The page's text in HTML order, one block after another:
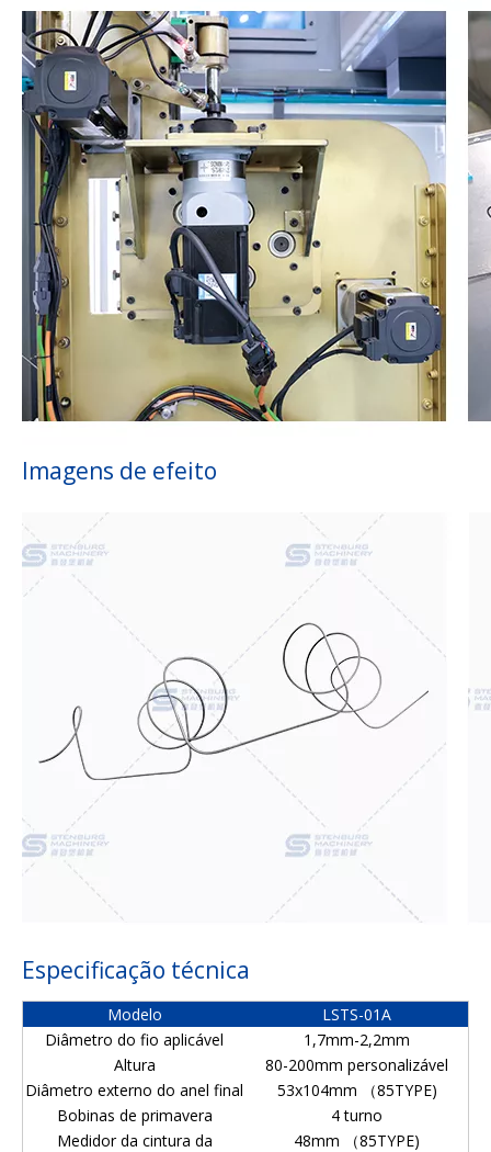
Imagens de efeito
Especificação técnica
Modelo
LSTS-01A
Diâmetro do fio aplicável
1,7mm-2,2mm
Altura
80-200mm personalizável
Diâmetro externo do anel final
53x104mm （85TYPE)
Bobinas de primavera
4 turno
Medidor da cintura da
48mm （85TYPE)